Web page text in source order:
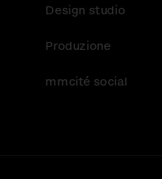
Design studio
Produzione
mmcité social